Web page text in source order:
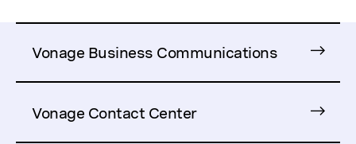
Vonage Business Communications
Vonage Contact Center